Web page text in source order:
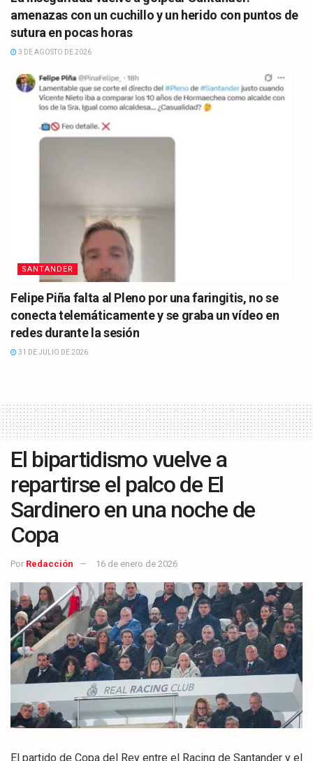
amenazas con un cuchillo y un herido con puntos de
sutura en pocas horas
3 DE AGOSTO DE 2026
SANTANDER
Felipe Piña falta al Pleno por una faringitis, no se
conecta telemáticamente y se graba un vídeo en
redes durante la sesión
31 DE JULIO DE 2026
El bipartidismo vuelve a
repartirse el palco de El
Sardinero en una noche de
Copa
Por Redacción 16 de enero de 2026
El partido de Copa del Rey entre el Racing de Santander y el